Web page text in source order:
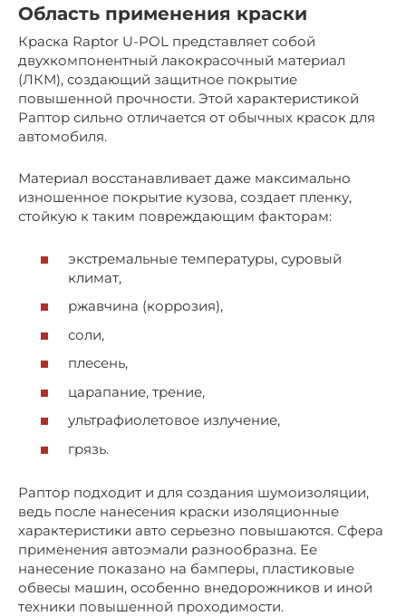
Область применения краски
Краска Raptor U-POL представляет собой
двухкомпонентный лакокрасочный материал
(ЛКМ), создающий защитное покрытие
повышенной прочности. Этой характеристикой
Раптор сильно отличается от обычных красок для
автомобиля.
Материал восстанавливает даже максимально
изношенное покрытие кузова, создает пленку,
стойкую к таким повреждающим факторам:
экстремальные температуры, суровый
климат,
ржавчина (коррозия),
соли,
плесень,
царапание, трение,
ультрафиолетовое излучение,
грязь.
Раптор подходит и для создания шумоизоляции,
ведь после нанесения краски изоляционные
характеристики авто серьезно повышаются. Сфера
применения автоэмали разнообразна. Ее
нанесение показано на бамперы, пластиковые
обвесы машин, особенно внедорожников и иной
техники повышенной проходимости.